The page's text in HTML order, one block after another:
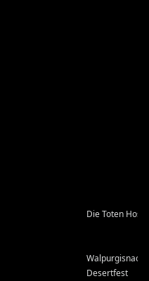
Die Toten
Walpurgisnacht
Desertfest